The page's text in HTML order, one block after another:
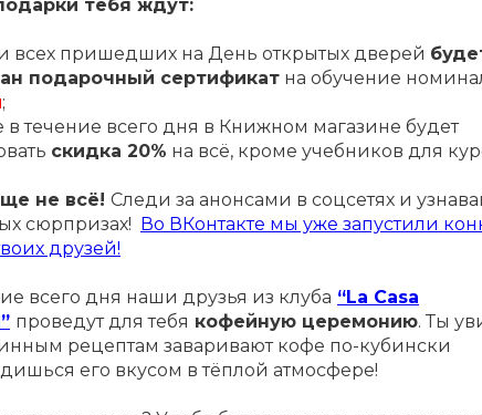
тебя ждут:
всех пришедших на День открытых дверей
подарочный сертификат на обучение
;
в течение всего дня в Книжном магазине будет
скидка 20% на всё, кроме учебников для
не всё! Следи за анонсами в соцсетях и
сюрпризах! Во ВКонтакте мы уже запустили
друзей!
всего дня наши друзья из клуба “La Casa
проведут для тебя кофейную церемонию. Ты
рецептам заваривают кофе по-кубински
его вкусом в тёплой атмосфере!